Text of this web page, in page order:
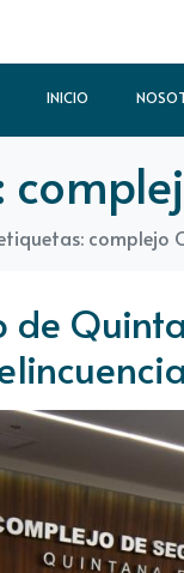
INICIO
complejo
de